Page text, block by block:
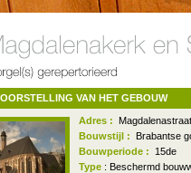
VAN HET GEBOUW
Adres :
Bouwstijl :
Brabantse
Bouwperiode :
15de
Type : Beschermd